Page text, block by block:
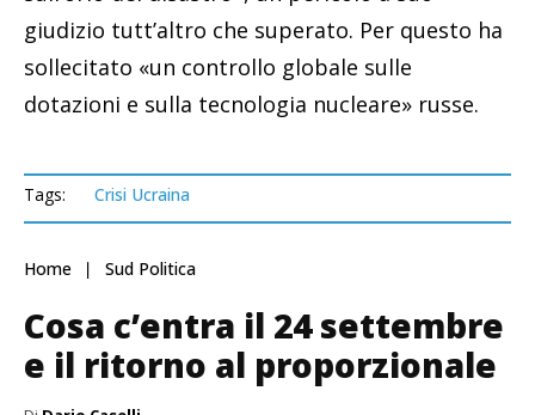
giudizio tutt’altro che superato. Per questo ha
sollecitato «un controllo globale sulle
dotazioni e sulla tecnologia nucleare» russe.
Tags: Crisi Ucraina
Home Sud Politica
Cosa c’entra il 24 settembre
e il ritorno al proporzionale